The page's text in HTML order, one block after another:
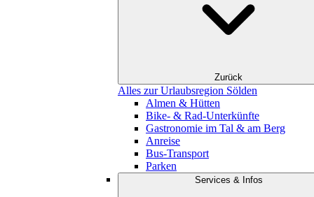
Zurück
Alles zur Urlaubsregion Sölden
Almen & Hütten
Bike- & Rad-Unterkünfte
Gastronomie im Tal & am Berg
Anreise
Bus-Transport
Parken
Services & Infos